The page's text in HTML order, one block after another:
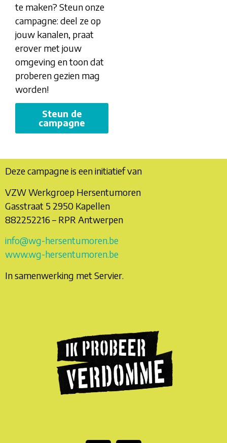
te maken? Steun onze
campagne: deel ze op
jouw kanalen, praat
erover met jouw
omgeving en toon dat
proberen gezien mag
worden!
Steun de
campagne
Deze campagne is een initiatief van
VZW Werkgroep Hersentumoren
Gasstraat 5 2950 Kapellen
882252216 – RPR Antwerpen
info@wg-hersentumoren.be
www.wg-hersentumoren.be
In samenwerking met Servier.